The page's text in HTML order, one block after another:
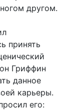
другом.
принять
Гриффин
данное
карьеры.
его: